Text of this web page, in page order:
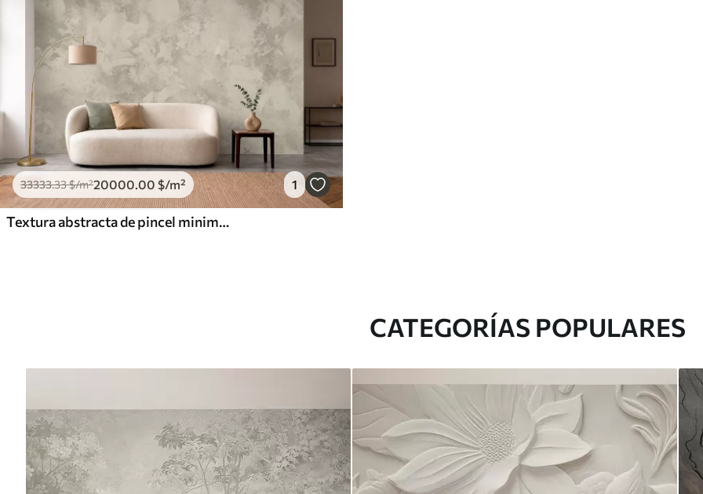
33333.33$/m²20000.00 $/m² 1
Textura abstracta de pincel minimalista en tonos beige
CATEGORÍAS POPULARES